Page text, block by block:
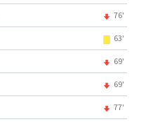
76'
63'
69'
69'
77'